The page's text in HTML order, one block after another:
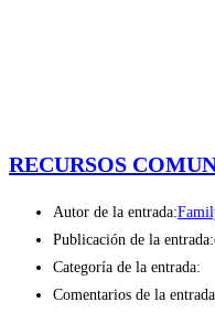
RECURSOS
Autor de la entrada:
Publicación de la entrada:
Categoría de la entrada:
Comentarios de la